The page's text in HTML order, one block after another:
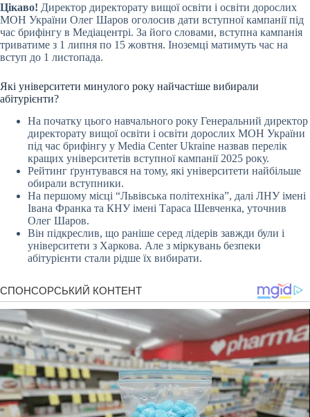
Цікаво! Директор директорату вищої освіти і освіти дорослих
МОН України Олег Шаров оголосив дати вступної кампанії під
час брифінгу в Медіацентрі. За його словами, вступна кампанія
триватиме з 1 липня по 15 жовтня. Іноземці матимуть час на
вступ до 1 листопада.
Які університети минулого року найчастіше вибирали
абітурієнти?
На початку цього навчального року Генеральний директор
директорату вищої освіти і освіти дорослих МОН України
під час брифінгу у Media Center Ukraine назвав перелік
кращих університетів вступної кампанії 2025 року.
Рейтинг ґрунтувався на тому, які університети найбільше
обирали вступники.
На першому місці “Львівська політехніка”, далі ЛНУ імені
Івана Франка та КНУ імені Тараса Шевченка, уточнив
Олег Шаров.
Він підкреслив, що раніше серед лідерів завжди були і
університети з Харкова. Але з міркувань безпеки
абітурієнти стали рідше їх вибирати.